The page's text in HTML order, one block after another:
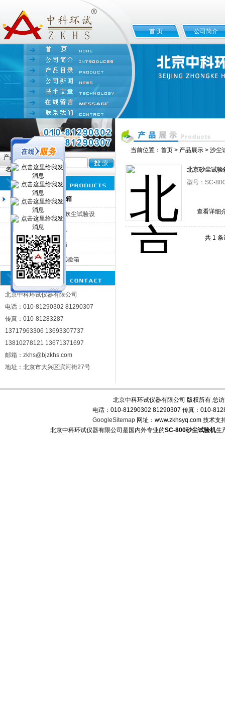
北京中科环试仪器有限公司
首 页 公司简介
产品
名:
沙尘试验箱/砂尘试验箱
SC-500IP5X/IP6X吹尘试验设
SC-800砂尘试验机
SC-010沙尘试验箱
SC-015大型吹尘试验箱
北京中科环试仪器有限公司
电话：010-81290302 81290307
传真：010-81283287
13717963306 13693307737
13810278121 13671371697
邮箱：zkhs@bjzkhs.com
地址：北京市大兴区滨河街27号
当前位置： 首页 > 产品展示 > 沙尘
北京砂尘试验
型号：SC-
查看详细
共 1
北京中科环试仪器有限公司 版权所有 总
电话：010-81290302 81290307 传真：010-
GoogleSitemap网址：www.zkhsyq.com 技术支
北京中科环试仪器有限公司是国内外专业的SC-800砂尘试验机生